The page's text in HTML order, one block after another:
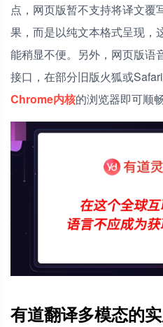
点，网页版暂不支持将译文覆
果，而是以纯文本格式呈现，
能稍显不便。另外，网页版语
接口，在部分旧版火狐或
Chrome内核的浏览器即可顺畅
有道翻译多模态的